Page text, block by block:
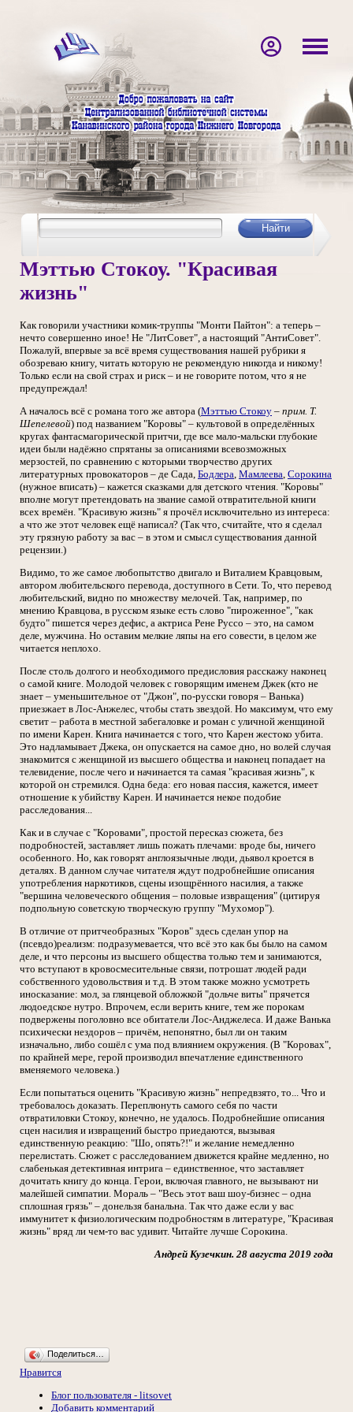
Мэттью Стокоу. "Красивая
жизнь"
Как говорили участники комик-труппы "Монти Пайтон": а теперь –
нечто совершенно иное! Не "ЛитСовет", а настоящий "АнтиСовет".
Пожалуй, впервые за всё время существования нашей рубрики я
обозреваю книгу, читать которую не рекомендую никогда и никому!
Только если на свой страх и риск – и не говорите потом, что я не
предупреждал!
А началось всё с романа того же автора (Мэттью Стокоу – прим. Т.
Шепелевой) под названием "Коровы" – культовой в определённых
кругах фантасмагорической притчи, где все мало-мальски глубокие
идеи были надёжно спрятаны за описаниями всевозможных
мерзостей, по сравнению с которыми творчество других
литературных провокаторов – де Сада, Бодлера, Мамлеева, Сорокина
(нужное вписать) – кажется сказками для детского чтения. "Коровы"
вполне могут претендовать на звание самой отвратительной книги
всех времён. "Красивую жизнь" я прочёл исключительно из интереса:
а что же этот человек ещё написал? (Так что, считайте, что я сделал
эту грязную работу за вас – в этом и смысл существования данной
рецензии.)
Видимо, то же самое любопытство двигало и Виталием Кравцовым,
автором любительского перевода, доступного в Сети. То, что перевод
любительский, видно по множеству мелочей. Так, например, по
мнению Кравцова, в русском языке есть слово "пироженное", "как
будто" пишется через дефис, а актриса Рене Руссо – это, на самом
деле, мужчина. Но оставим мелкие ляпы на его совести, в целом же
читается неплохо.
После столь долгого и необходимого предисловия расскажу наконец
о самой книге. Молодой человек с говорящим именем Джек (кто не
знает – уменьшительное от "Джон", по-русски говоря – Ванька)
приезжает в Лос-Анжелес, чтобы стать звездой. Но максимум, что ему
светит – работа в местной забегаловке и роман с уличной женщиной
по имени Карен. Книга начинается с того, что Карен жестоко убита.
Это надламывает Джека, он опускается на самое дно, но волей случая
знакомится с женщиной из высшего общества и наконец попадает на
телевидение, после чего и начинается та самая "красивая жизнь", к
которой он стремился. Одна беда: его новая пассия, кажется, имеет
отношение к убийству Карен. И начинается некое подобие
расследования...
Как и в случае с "Коровами", простой пересказ сюжета, без
подробностей, заставляет лишь пожать плечами: вроде бы, ничего
особенного. Но, как говорят англоязычные люди, дьявол кроется в
деталях. В данном случае читателя ждут подробнейшие описания
употребления наркотиков, сцены изощрённого насилия, а также
"вершина человеческого общения – половые извращения" (цитируя
подпольную советскую творческую группу "Мухомор").
В отличие от притчеобразных "Коров" здесь сделан упор на
(псевдо)реализм: подразумевается, что всё это как бы было на самом
деле, и что персоны из высшего общества только тем и занимаются,
что вступают в кровосмесительные связи, потрошат людей ради
собственного удовольствия и т.д. В этом также можно усмотреть
иносказание: мол, за глянцевой обложкой "дольче виты" прячется
людоедское нутро. Впрочем, если верить книге, тем же порокам
подвержены поголовно все обитатели Лос-Анджелеса. И даже Ванька
психически нездоров – причём, непонятно, был ли он таким
изначально, либо сошёл с ума под влиянием окружения. (В "Коровах",
по крайней мере, герой производил впечатление единственного
вменяемого человека.)
Если попытаться оценить "Красивую жизнь" непредвзято, то... Что и
требовалось доказать. Переплюнуть самого себя по части
отвратиловки Стокоу, конечно, не удалось. Подробнейшие описания
сцен насилия и извращений быстро приедаются, вызывая
единственную реакцию: "Шо, опять?!" и желание немедленно
перелистать. Сюжет с расследованием движется крайне медленно, но
слабенькая детективная интрига – единственное, что заставляет
дочитать книгу до конца. Герои, включая главного, не вызывают ни
малейшей симпатии. Мораль – "Весь этот ваш шоу-бизнес – одна
сплошная грязь" – донельзя банальна. Так что даже если у вас
иммунитет к физиологическим подробностям в литературе, "Красивая
жизнь" вряд ли чем-то вас удивит. Читайте лучше Сорокина.
Андрей Кузечкин. 28 августа 2019 года
Поделиться…
Нравится
Блог пользователя - litsovet
Добавить комментарий